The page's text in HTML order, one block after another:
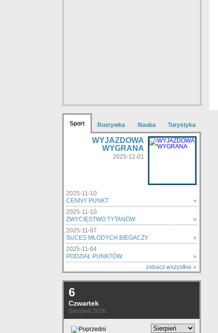
Sport Rozrywka Nauka Turystyka
WYJAZDOWA
WYGRANA
2025-12-01
2025-11-10
CENNY PUNKT
»
2025-11-10
ZWYCIĘSTWO TYTANÓW
»
2025-11-07
SUCES MŁODYCH BIEGACZY
»
2025-11-04
PODZIAŁ PUNKTÓW
»
zobacz wszystkie »
6
Czwartek
Sierpień 2026